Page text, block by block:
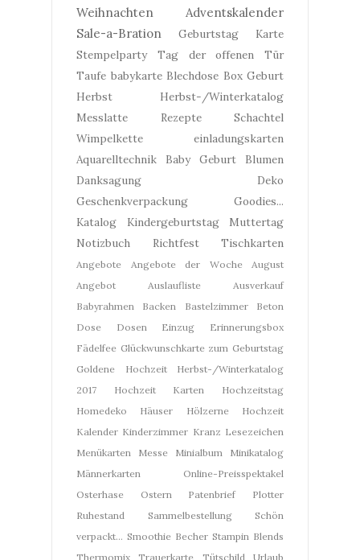
Weihnachten
Adventskalender
Sale-a-Bration
Geburtstag
Karte
Stempelparty
Tag der offenen Tür
Taufe babykarte Blechdose Box Geburt
Herbst
Herbst-/Winterkatalog
Messlatte
Rezepte
Schachtel
Wimpelkette
einladungskarten
Aquarelltechnik
Baby Geburt
Blumen
Danksagung
Deko
Geschenkverpackung
Goodies...
Katalog
Kindergeburtstag
Muttertag
Notizbuch
Richtfest Tischkarten
Angebote Angebote der Woche
August
Angebot
Auslaufliste
Ausverkauf
Babyrahmen
Backen Bastelzimmer
Beton
Dose
Dosen Einzug
Erinnerungsbox
Fädelfee Glückwunschkarte zum Geburtstag
Goldene Hochzeit
Herbst-/Winterkatalog
2017
Hochzeit Karten
Hochzeitstag
Homedeko
Häuser
Hölzerne Hochzeit
Kalender Kinderzimmer Kranz Lesezeichen
Menükarten
Messe Minialbum
Minikatalog
Männerkarten
Online-Preisspektakel
Osterhase
Ostern Patenbrief
Plotter
Ruhestand
Sammelbestellung
Schön
verpackt... Smoothie Becher Stampin Blends
Thermomix
Trauerkarte Tütschild Urlaub